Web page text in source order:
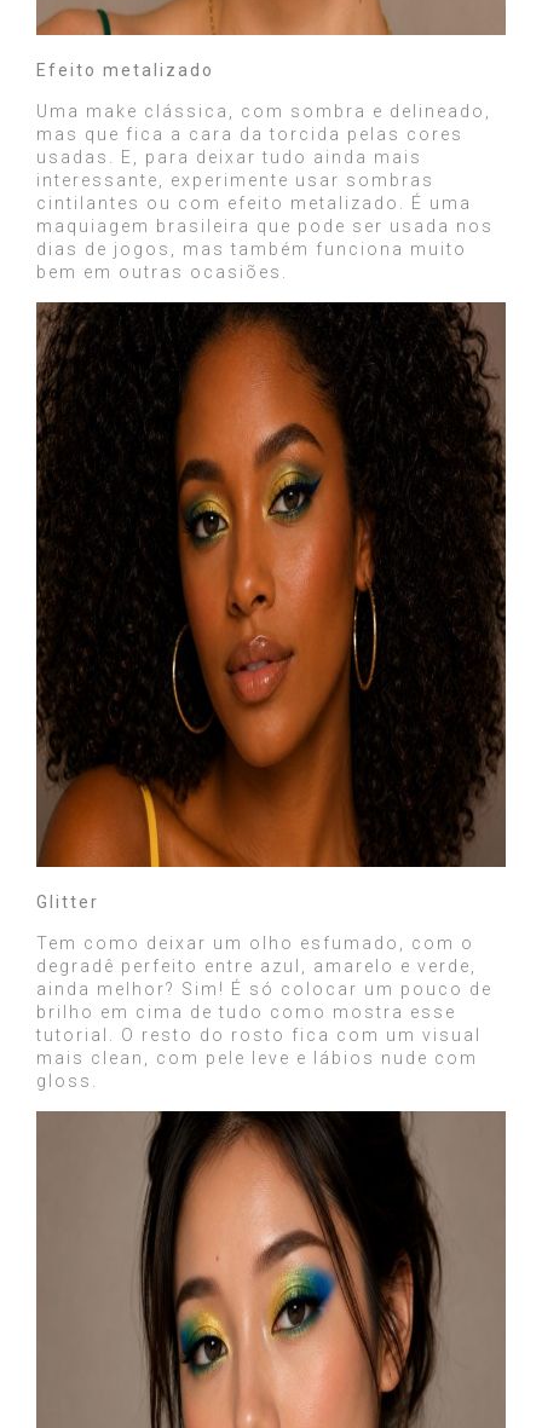
Efeito metalizado
Uma make clássica, com sombra e delineado,
mas que fica a cara da torcida pelas cores
usadas. E, para deixar tudo ainda mais
interessante, experimente usar sombras
cintilantes ou com efeito metalizado. É uma
maquiagem brasileira que pode ser usada nos
dias de jogos, mas também funciona muito
bem em outras ocasiões.
Glitter
Tem como deixar um olho esfumado, com o
degradê perfeito entre azul, amarelo e verde,
ainda melhor? Sim! É só colocar um pouco de
brilho em cima de tudo como mostra esse
tutorial. O resto do rosto fica com um visual
mais clean, com pele leve e lábios nude com
gloss.